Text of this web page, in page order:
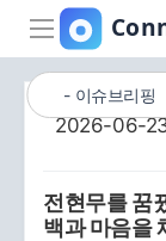
이슈브리핑
2026-06-
전현무를 꿈
백과 마음을